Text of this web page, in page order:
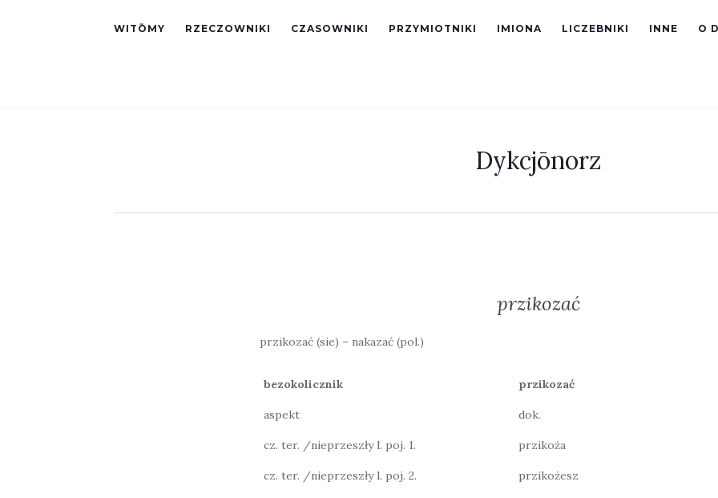
WITŌMY RZECZOWNIKI CZASOWNIKI PRZYMIOTNIKI IMIONA LICZEBNIKI INNE O
Dykcjōnorz
przikozać
przikozać (sie) – nakazać (pol.)
bezokolicznik przikozać
aspekt dok.
cz. ter. /nieprzeszły l. poj. 1. przikoża
cz. ter. /nieprzeszły l. poj. 2. przikożesz